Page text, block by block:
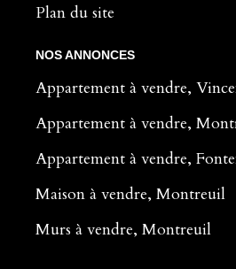
Plan du site
NOS ANNONCES
Appartement à vendre,
Appartement à vendre,
Appartement à vendre,
Maison à vendre, Montreuil
Murs à vendre, Montreuil